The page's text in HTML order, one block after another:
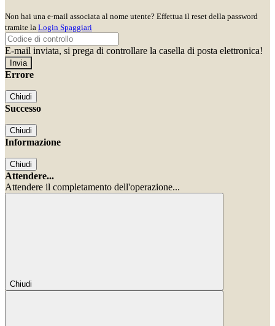
Non hai una e-mail associata al nome utente? Effettua il reset della password
tramite la Login Spaggiari
E-mail inviata, si prega di controllare la casella di posta elettronica!
Errore
Chiudi
Successo
Chiudi
Informazione
Chiudi
Attendere...
Attendere il completamento dell'operazione...
Chiudi